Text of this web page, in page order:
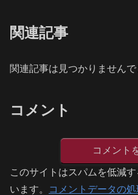
関連記事
関連記事は見つかりませんで
コメント
コメント
このサイトはスパムを低減
います。
コメントデータの